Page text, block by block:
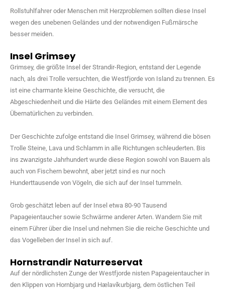
Rollstuhlfahrer oder Menschen mit Herzproblemen sollten diese Insel
wegen des unebenen Geländes und der notwendigen Fußmärsche
besser meiden.
Insel Grimsey
Grimsey, die größte Insel der Strandir-Region, entstand der Legende
nach, als drei Trolle versuchten, die Westfjorde von Island zu trennen. Es
ist eine charmante kleine Geschichte, die versucht, die
Abgeschiedenheit und die Härte des Geländes mit einem Element des
Übernatürlichen zu verbinden.
Der Geschichte zufolge entstand die Insel Grimsey, während die bösen
Trolle Steine, Lava und Schlamm in alle Richtungen schleuderten. Bis
ins zwanzigste Jahrhundert wurde diese Region sowohl von Bauern als
auch von Fischern bewohnt, aber jetzt sind es nur noch
Hunderttausende von Vögeln, die sich auf der Insel tummeln.
Grob geschätzt leben auf der Insel etwa 80-90 Tausend
Papageientaucher sowie Schwärme anderer Arten. Wandern Sie mit
einem Führer über die Insel und nehmen Sie die reiche Geschichte und
das Vogelleben der Insel in sich auf.
Hornstrandir Naturreservat
Auf der nördlichsten Zunge der Westfjorde nisten Papageientaucher in
den Klippen von Hornbjarg und Hælavíkurbjarg, dem östlichen Teil